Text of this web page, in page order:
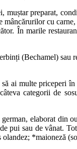
muștar preparat,
cu
În marile
(Bechamel) sau
ai multe priceperi
categorii de
elaborat din
pui sau de vânat.
*maioneză